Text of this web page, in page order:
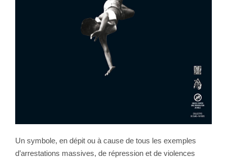
Un symbole, en dépit ou à cause de tous les exemples
d’arrestations massives, de répression et de violences